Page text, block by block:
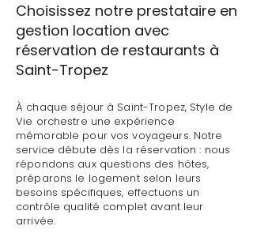
Choisissez notre prestataire en
gestion location avec
réservation de restaurants à
Saint-Tropez
À chaque séjour à Saint-Tropez, Style de
Vie orchestre une expérience
mémorable pour vos voyageurs. Notre
service débute dès la réservation : nous
répondons aux questions des hôtes,
préparons le logement selon leurs
besoins spécifiques, effectuons un
contrôle qualité complet avant leur
arrivée.